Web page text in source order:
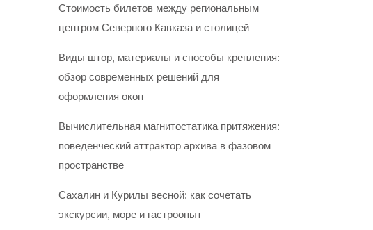
Стоимость билетов между региональным
центром Северного Кавказа и столицей
Виды штор, материалы и способы крепления:
обзор современных решений для
оформления окон
Вычислительная магнитостатика притяжения:
поведенческий аттрактор архива в фазовом
пространстве
Сахалин и Курилы весной: как сочетать
экскурсии, море и гастроопыт